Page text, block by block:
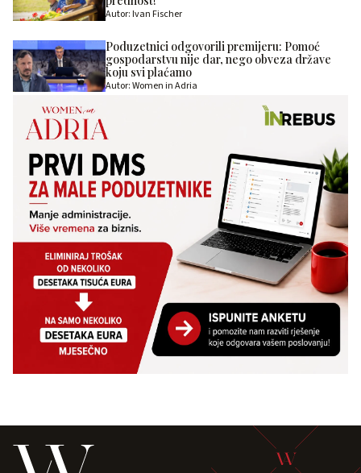
Autor: Ivan Fischer
Poduzetnici odgovorili premijeru: Pomoć
gospodarstvu nije dar, nego obveza države
koju svi plaćamo
Autor: Women in Adria